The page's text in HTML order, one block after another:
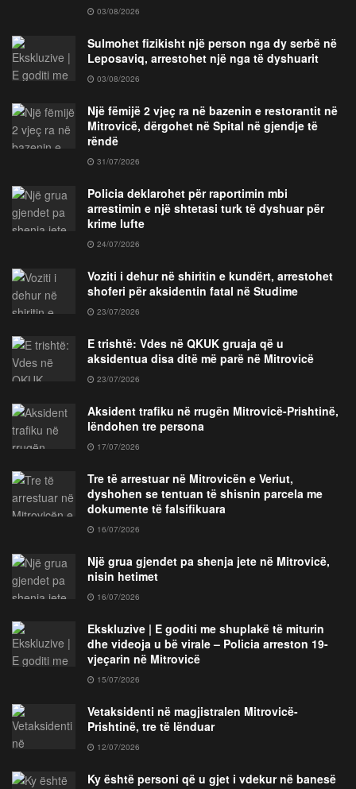
03/08/2026
Sulmohet fizikisht një person nga dy serbë në
Leposaviq, arrestohet një nga të dyshuarit
03/08/2026
Një fëmijë 2 vjeç ra në bazenin e restorantit në
Mitrovicë, dërgohet në Spital në gjendje të
rëndë
31/07/2026
Policia deklarohet për raportimin mbi
arrestimin e një shtetasi turk të dyshuar për
krime lufte
24/07/2026
Voziti i dehur në shiritin e kundërt, arrestohet
shoferi për aksidentin fatal në Studime
23/07/2026
E trishtë: Vdes në QKUK gruaja që u
aksidentua disa ditë më parë në Mitrovicë
23/07/2026
Aksident trafiku në rrugën Mitrovicë-Prishtinë,
lëndohen tre persona
17/07/2026
Tre të arrestuar në Mitrovicën e Veriut,
dyshohen se tentuan të shisnin parcela me
dokumente të falsifikuara
16/07/2026
Një grua gjendet pa shenja jete në Mitrovicë,
nisin hetimet
16/07/2026
Ekskluzive | E goditi me shuplakë të miturin
dhe videoja u bë virale – Policia arreston 19-
vjeçarin në Mitrovicë
15/07/2026
Vetaksidenti në magjistralen Mitrovicë-
Prishtinë, tre të lënduar
12/07/2026
Ky është personi që u gjet i vdekur në banesë